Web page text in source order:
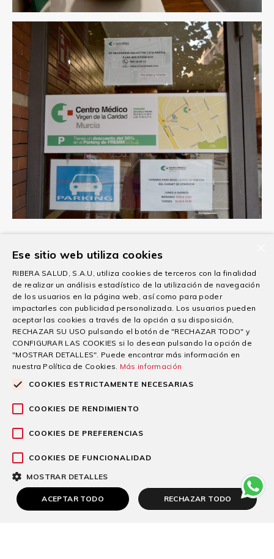
Otras Líneas de Actividad
Patrocinios
Ese sitio web utiliza cookies
RIBERA SALUD, S.A.U, utiliza cookies de terceros con la finalidad
de realizar un análisis estadístico de la utilización de navegación
de los usuarios en la página web, así como para poder
impactarles con publicidad personalizada. Los usuarios pueden
aceptar las cookies a través de la opción a su disposición,
RECHAZAR SU USO pulsando el botón de "RECHAZAR TODO" y
CONFIGURAR LAS COOKIES si lo desean pulsando la opción de
"MOSTRAR DETALLES". Puede encontrar más información en
nuestra Política de Cookies. Más información
COOKIES ESTRICTAMENTE NECESARIAS
COOKIES DE RENDIMIENTO
COOKIES DE PREFERENCIAS
COOKIES DE FUNCIONALIDAD
MOSTRAR DETALLES
ACEPTAR TODO RECHAZAR TODO